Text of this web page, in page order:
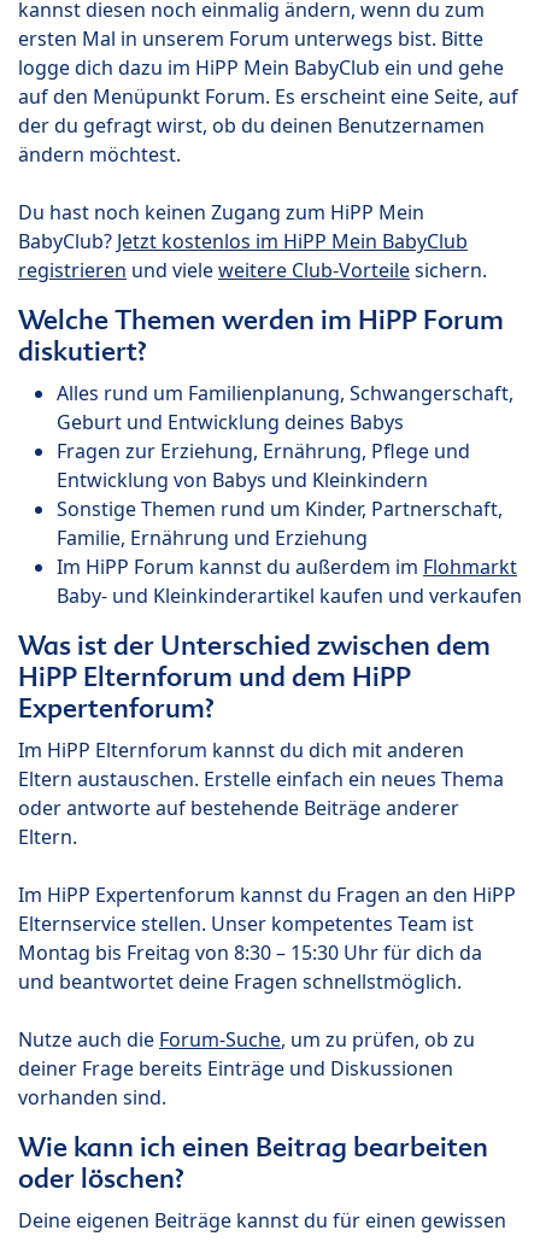
kannst diesen noch einmalig ändern, wenn du zum
ersten Mal in unserem Forum unterwegs bist. Bitte
logge dich dazu im HiPP Mein BabyClub ein und gehe
auf den Menüpunkt Forum. Es erscheint eine Seite, auf
der du gefragt wirst, ob du deinen Benutzernamen
ändern möchtest.
Du hast noch keinen Zugang zum HiPP Mein
BabyClub? Jetzt kostenlos im HiPP Mein BabyClub
registrieren und vieleweitere Club-Vorteilesichern.
Welche Themen werden im HiPP Forum
diskutiert?
Alles rund um Familienplanung, Schwangerschaft,
Geburt und Entwicklung deines Babys
Fragen zur Erziehung, Ernährung, Pflege und
Entwicklung von Babys und Kleinkindern
Sonstige Themen rund um Kinder, Partnerschaft,
Familie, Ernährung und Erziehung
Im HiPP Forum kannst du außerdem im Flohmarkt
Baby- und Kleinkinderartikel kaufen und verkaufen
Was ist der Unterschied zwischen dem
HiPP Elternforum und dem HiPP
Expertenforum?
Im HiPP Elternforum kannst du dich mit anderen
Eltern austauschen. Erstelle einfach ein neues Thema
oder antworte auf bestehende Beiträge anderer
Eltern.
Im HiPP Expertenforum kannst du Fragen an den HiPP
Elternservice stellen. Unser kompetentes Team ist
Montag bis Freitag von 8:30 – 15:30 Uhr für dich da
und beantwortet deine Fragen schnellstmöglich.
Nutze auch die Forum-Suche, um zu prüfen, ob zu
deiner Frage bereits Einträge und Diskussionen
vorhanden sind.
Wie kann ich einen Beitrag bearbeiten
oder löschen?
Deine eigenen Beiträge kannst du für einen gewissen